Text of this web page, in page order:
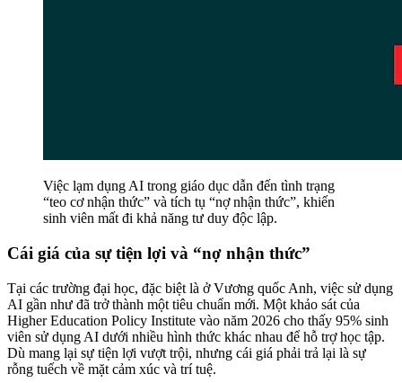
Việc lạm dụng AI trong giáo dục dẫn đến tình trạng
“teo cơ nhận thức” và tích tụ “nợ nhận thức”, khiến
sinh viên mất đi khả năng tư duy độc lập.
Cái giá của sự tiện lợi và “nợ nhận thức”
Tại các trường đại học, đặc biệt là ở Vương quốc Anh, việc sử dụng
AI gần như đã trở thành một tiêu chuẩn mới. Một khảo sát của
Higher Education Policy Institute vào năm 2026 cho thấy 95% sinh
viên sử dụng AI dưới nhiều hình thức khác nhau để hỗ trợ học tập.
Dù mang lại sự tiện lợi vượt trội, nhưng cái giá phải trả lại là sự
rỗng tuếch về mặt cảm xúc và trí tuệ.